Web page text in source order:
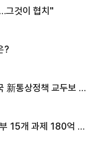
그것이 협치"
?
新통상정책 교두보 활
15개 과제 180억 지